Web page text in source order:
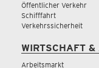
Öffentlicher Verkehr
Schifffahrt
Verkehrssicherheit
WIRTSCHAFT &
Arbeitsmarkt